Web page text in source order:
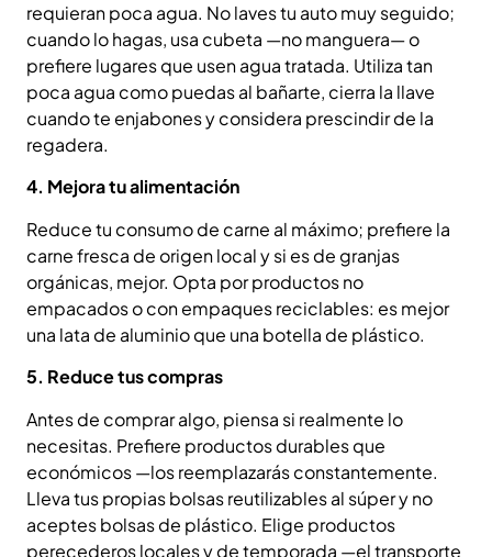
requieran poca agua. No laves tu auto muy seguido;
cuando lo hagas, usa cubeta —no manguera— o
prefiere lugares que usen agua tratada. Utiliza tan
poca agua como puedas al bañarte, cierra la llave
cuando te enjabones y considera prescindir de la
regadera.
4. Mejora tu alimentación
Reduce tu consumo de carne al máximo; prefiere la
carne fresca de origen local y si es de granjas
orgánicas, mejor. Opta por productos no
empacados o con empaques reciclables: es mejor
una lata de aluminio que una botella de plástico.
5. Reduce tus compras
Antes de comprar algo, piensa si realmente lo
necesitas. Prefiere productos durables que
económicos —los reemplazarás constantemente.
Lleva tus propias bolsas reutilizables al súper y no
aceptes bolsas de plástico. Elige productos
perecederos locales y de temporada —el transporte